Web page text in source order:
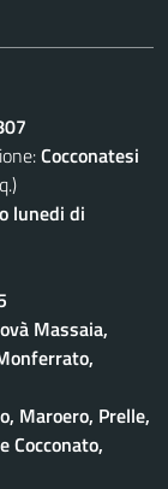
Cocconatesi
lunedi di
Massaia,
Maroero, Prelle,
Cocconato,